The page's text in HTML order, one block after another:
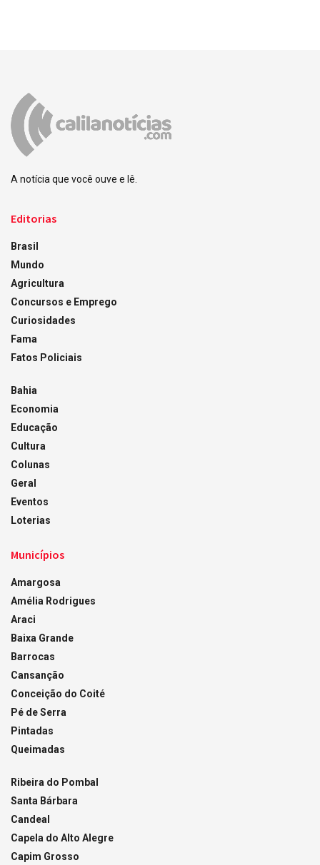
A notícia que você ouve e lê.
Editorias
Brasil
Mundo
Agricultura
Concursos e Emprego
Curiosidades
Fama
Fatos Policiais
Bahia
Economia
Educação
Cultura
Colunas
Geral
Eventos
Loterias
Municípios
Amargosa
Amélia Rodrigues
Araci
Baixa Grande
Barrocas
Cansanção
Conceição do Coité
Pé de Serra
Pintadas
Queimadas
Ribeira do Pombal
Santa Bárbara
Candeal
Capela do Alto Alegre
Capim Grosso